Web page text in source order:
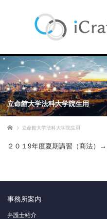
立命館大学法科大学院生用
ホーム 立命館大学法科大学院生用
２０１9年度夏期講習（商法）→
事務所案内
弁護士紹介